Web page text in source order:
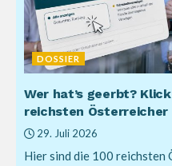
DOSSIER
Wer hat’s geerbt?
reichsten Österreicher
29. Juli 2026
Hier sind die 100 reichsten